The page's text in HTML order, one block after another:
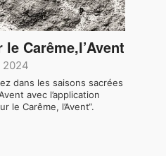
Carême,l’Avent
2024
dans les saisons sacrées
avec l’application
le Carême, l’Avent“.